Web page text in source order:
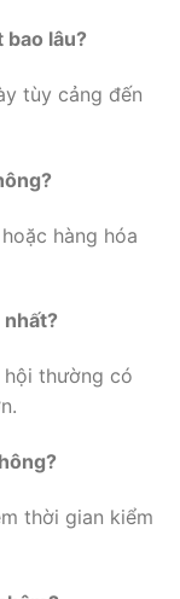
bao lâu?
tùy cảng đến
hàng hóa
nhất?
thường có
thời gian kiểm